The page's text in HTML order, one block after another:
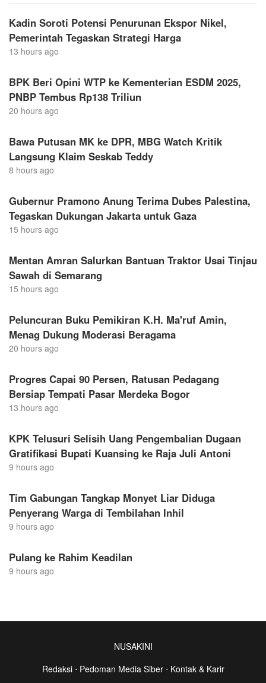
Kadin Soroti Potensi Penurunan Ekspor Nikel,
Pemerintah Tegaskan Strategi Harga
13 hours ago
BPK Beri Opini WTP ke Kementerian ESDM 2025,
PNBP Tembus Rp138 Triliun
20 hours ago
Bawa Putusan MK ke DPR, MBG Watch Kritik
Langsung Klaim Seskab Teddy
8 hours ago
Gubernur Pramono Anung Terima Dubes Palestina,
Tegaskan Dukungan Jakarta untuk Gaza
15 hours ago
Mentan Amran Salurkan Bantuan Traktor Usai Tinjau
Sawah di Semarang
15 hours ago
Peluncuran Buku Pemikiran K.H. Ma'ruf Amin,
Menag Dukung Moderasi Beragama
20 hours ago
Progres Capai 90 Persen, Ratusan Pedagang
Bersiap Tempati Pasar Merdeka Bogor
13 hours ago
KPK Telusuri Selisih Uang Pengembalian Dugaan
Gratifikasi Bupati Kuansing ke Raja Juli Antoni
9 hours ago
Tim Gabungan Tangkap Monyet Liar Diduga
Penyerang Warga di Tembilahan Inhil
9 hours ago
Pulang ke Rahim Keadilan
9 hours ago
NUSAKINI
Redaksi⋅ Pedoman Media Siber⋅ Kontak & Karir